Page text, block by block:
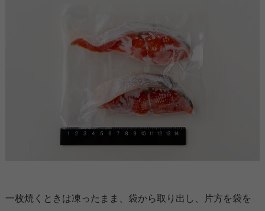
一枚焼くときは凍ったまま、袋から取り出し、片方を袋を